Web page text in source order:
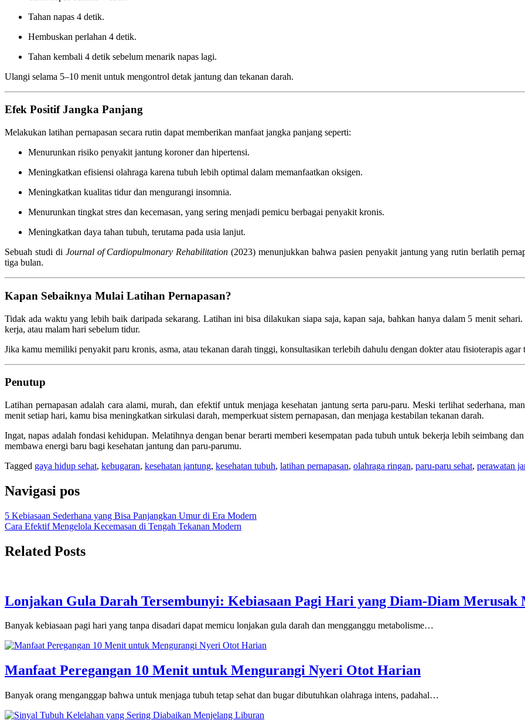
Tahan napas 4 detik.
Hembuskan perlahan 4 detik.
Tahan kembali 4 detik sebelum menarik napas lagi.
Ulangi selama 5–10 menit untuk mengontrol detak jantung dan tekanan darah.
Efek Positif Jangka Panjang
Melakukan latihan pernapasan secara rutin dapat memberikan manfaat jangka panjang seperti:
Menurunkan risiko penyakit jantung koroner dan hipertensi.
Meningkatkan efisiensi olahraga karena tubuh lebih optimal dalam memanfaatkan oksigen.
Meningkatkan kualitas tidur dan mengurangi insomnia.
Menurunkan tingkat stres dan kecemasan, yang sering menjadi pemicu berbagai penyakit kronis.
Meningkatkan daya tahan tubuh, terutama pada usia lanjut.
Sebuah studi di Journal of Cardiopulmonary Rehabilitation (2023) menunjukkan bahwa pasien penyakit jantung yang rutin berlatih
tiga bulan.
Kapan Sebaiknya Mulai Latihan Pernapasan?
Tidak ada waktu yang lebih baik daripada sekarang. Latihan ini bisa dilakukan siapa saja, kapan saja, bahkan hanya dalam 5 menit
kerja, atau malam hari sebelum tidur.
Jika kamu memiliki penyakit paru kronis, asma, atau tekanan darah tinggi, konsultasikan terlebih dahulu dengan dokter atau fisioterapis
Penutup
Latihan pernapasan adalah cara alami, murah, dan efektif untuk menjaga kesehatan jantung serta paru-paru. Meski terlihat sederhana,
menit setiap hari, kamu bisa meningkatkan sirkulasi darah, memperkuat sistem pernapasan, dan menjaga kestabilan tekanan darah.
Ingat, napas adalah fondasi kehidupan. Melatihnya dengan benar berarti memberi kesempatan pada tubuh untuk bekerja lebih seimbang
membawa energi baru bagi kesehatan jantung dan paru-parumu.
Tagged gaya hidup sehat, kebugaran, kesehatan jantung, kesehatan tubuh, latihan pernapasan, olahraga ringan, paru-paru sehat, perawatan
Navigasi pos
5 Kebiasaan Sederhana yang Bisa Panjangkan Umur di Era Modern
Cara Efektif Mengelola Kecemasan di Tengah Tekanan Modern
Related Posts
Lonjakan Gula Darah Tersembunyi: Kebiasaan Pagi Hari yang Diam-Diam Merusak
Banyak kebiasaan pagi hari yang tanpa disadari dapat memicu lonjakan gula darah dan mengganggu metabolisme…
Manfaat Peregangan 10 Menit untuk Mengurangi Nyeri Otot Harian
Banyak orang menganggap bahwa untuk menjaga tubuh tetap sehat dan bugar dibutuhkan olahraga intens, padahal…